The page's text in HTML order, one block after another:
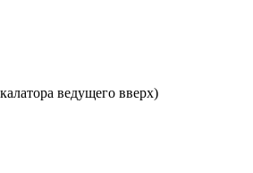
ведущего вверх)